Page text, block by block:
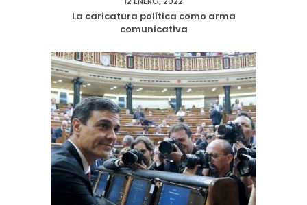
La caricatura política como arma
comunicativa